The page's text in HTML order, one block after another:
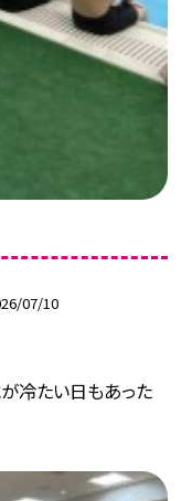
07/10
冷たい日もあった